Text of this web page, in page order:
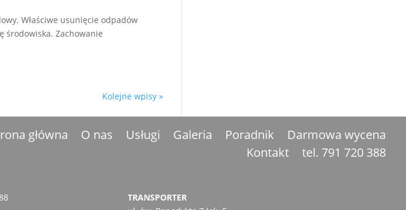
Właściwe usunięcie odpadów
środowiska. Zachowanie
Kolejne wpisy »
główna O nas Usługi Galeria Poradnik
Darmowa wycena
Kontakt
tel. 791 720 388
TRANSPORTER